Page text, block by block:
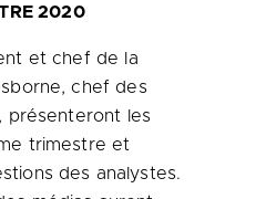
2020
et chef de la
, chef des
présenteront les
trimestre et
des analystes.